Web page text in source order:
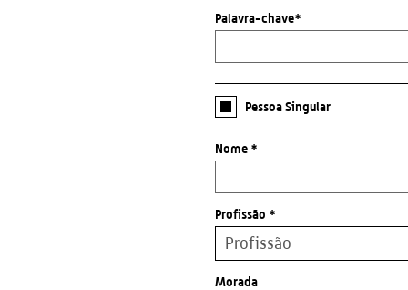
Palavra-chave*
Pessoa Singular
Nome *
Profissão *
Morada